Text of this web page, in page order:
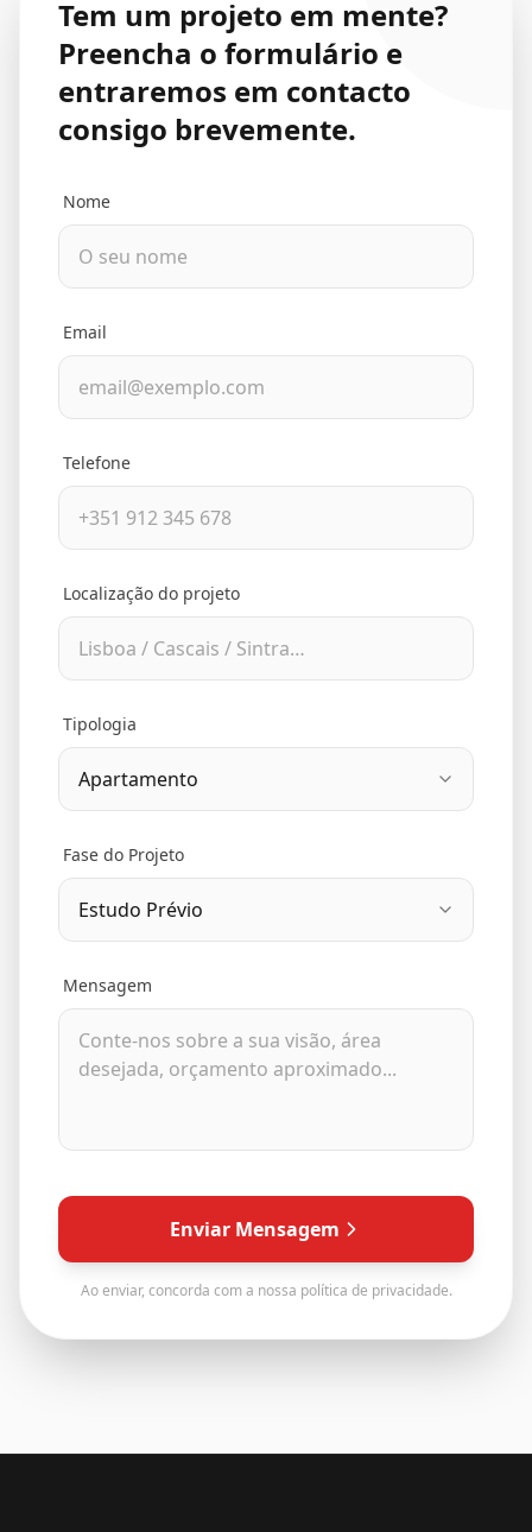
Tem um projeto em mente?
Preencha o formulário e
entraremos em contacto
consigo brevemente.
Nome
Email
Telefone
Localização do projeto
Tipologia
Fase do Projeto
Mensagem
Enviar Mensagem
Ao enviar, concorda com a nossa política de privacidade.